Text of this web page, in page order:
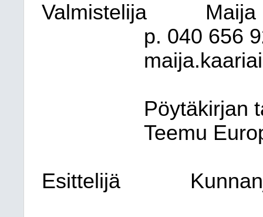
Valmistelija
Maija
p. 040 656
Pöytäkirjan
Teemu
Esittelijä